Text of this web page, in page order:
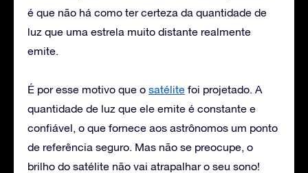
é que não há como ter certeza da quantidade de
luz que uma estrela muito distante realmente
emite.
É por esse motivo que o satélite foi projetado. A
quantidade de luz que ele emite é constante e
confiável, o que fornece aos astrônomos um ponto
de referência seguro. Mas não se preocupe, o
brilho do satélite não vai atrapalhar o seu sono!